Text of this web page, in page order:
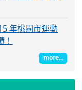
年桃園市運動
more...